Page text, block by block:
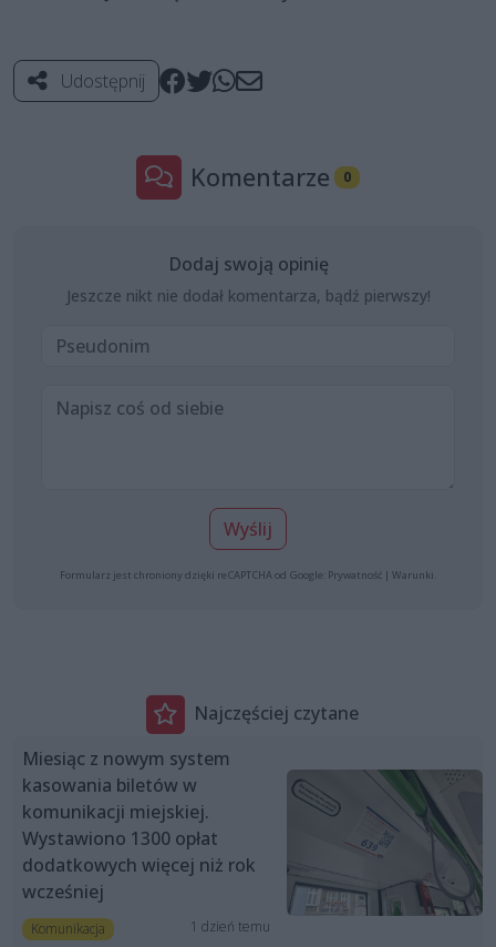
Udostępnij
Komentarze 0
Dodaj swoją opinię
Jeszcze nikt nie dodał komentarza, bądź pierwszy!
Wyślij
Formularz jest chroniony dzięki reCAPTCHA od Google: Prywatność | Warunki
Najczęściej czytane
Miesiąc z nowym system
kasowania biletów w
komunikacji miejskiej.
Wystawiono 1300 opłat
dodatkowych więcej niż rok
wcześniej
Komunikacja 1 dzień temu